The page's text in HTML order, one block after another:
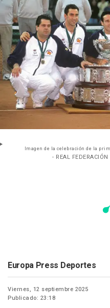
Imagen de la celebración de la
- REAL
Europa Press Deportes
Viernes, 12 septiembre 2025
Publicado: 23:18